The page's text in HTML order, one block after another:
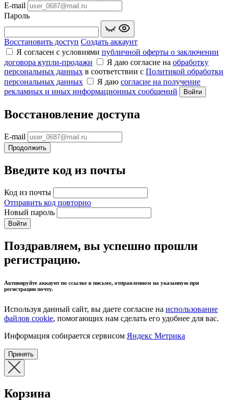
E-mail
Пароль
Восстановить доступ Создать аккаунт
Я согласен с условиями публичной оферты о заключении
договора купли‑продажи
Я даю согласие на обработку
персональных данных в соответствии с Политикой обработки
персональных данных
Я даю согласие на получение
рекламных и иных информационных сообщений
Войти
Восстановление доступа
E-mail
Продолжить
Введите код из почты
Код из почты
Отправить код повторно
Новый пароль
Войти
Поздравляем, вы успешно прошли
регистрацию.
Активируйте аккаунт по ссылке в письме, отправленном на указанную при
регистрации почту.
Используя данный сайт, вы даете согласие на использование
файлов cookie, помогающих нам сделать его удобнее для вас.
Информация собирается сервисом Яндекс Метрика
Принять
Корзина